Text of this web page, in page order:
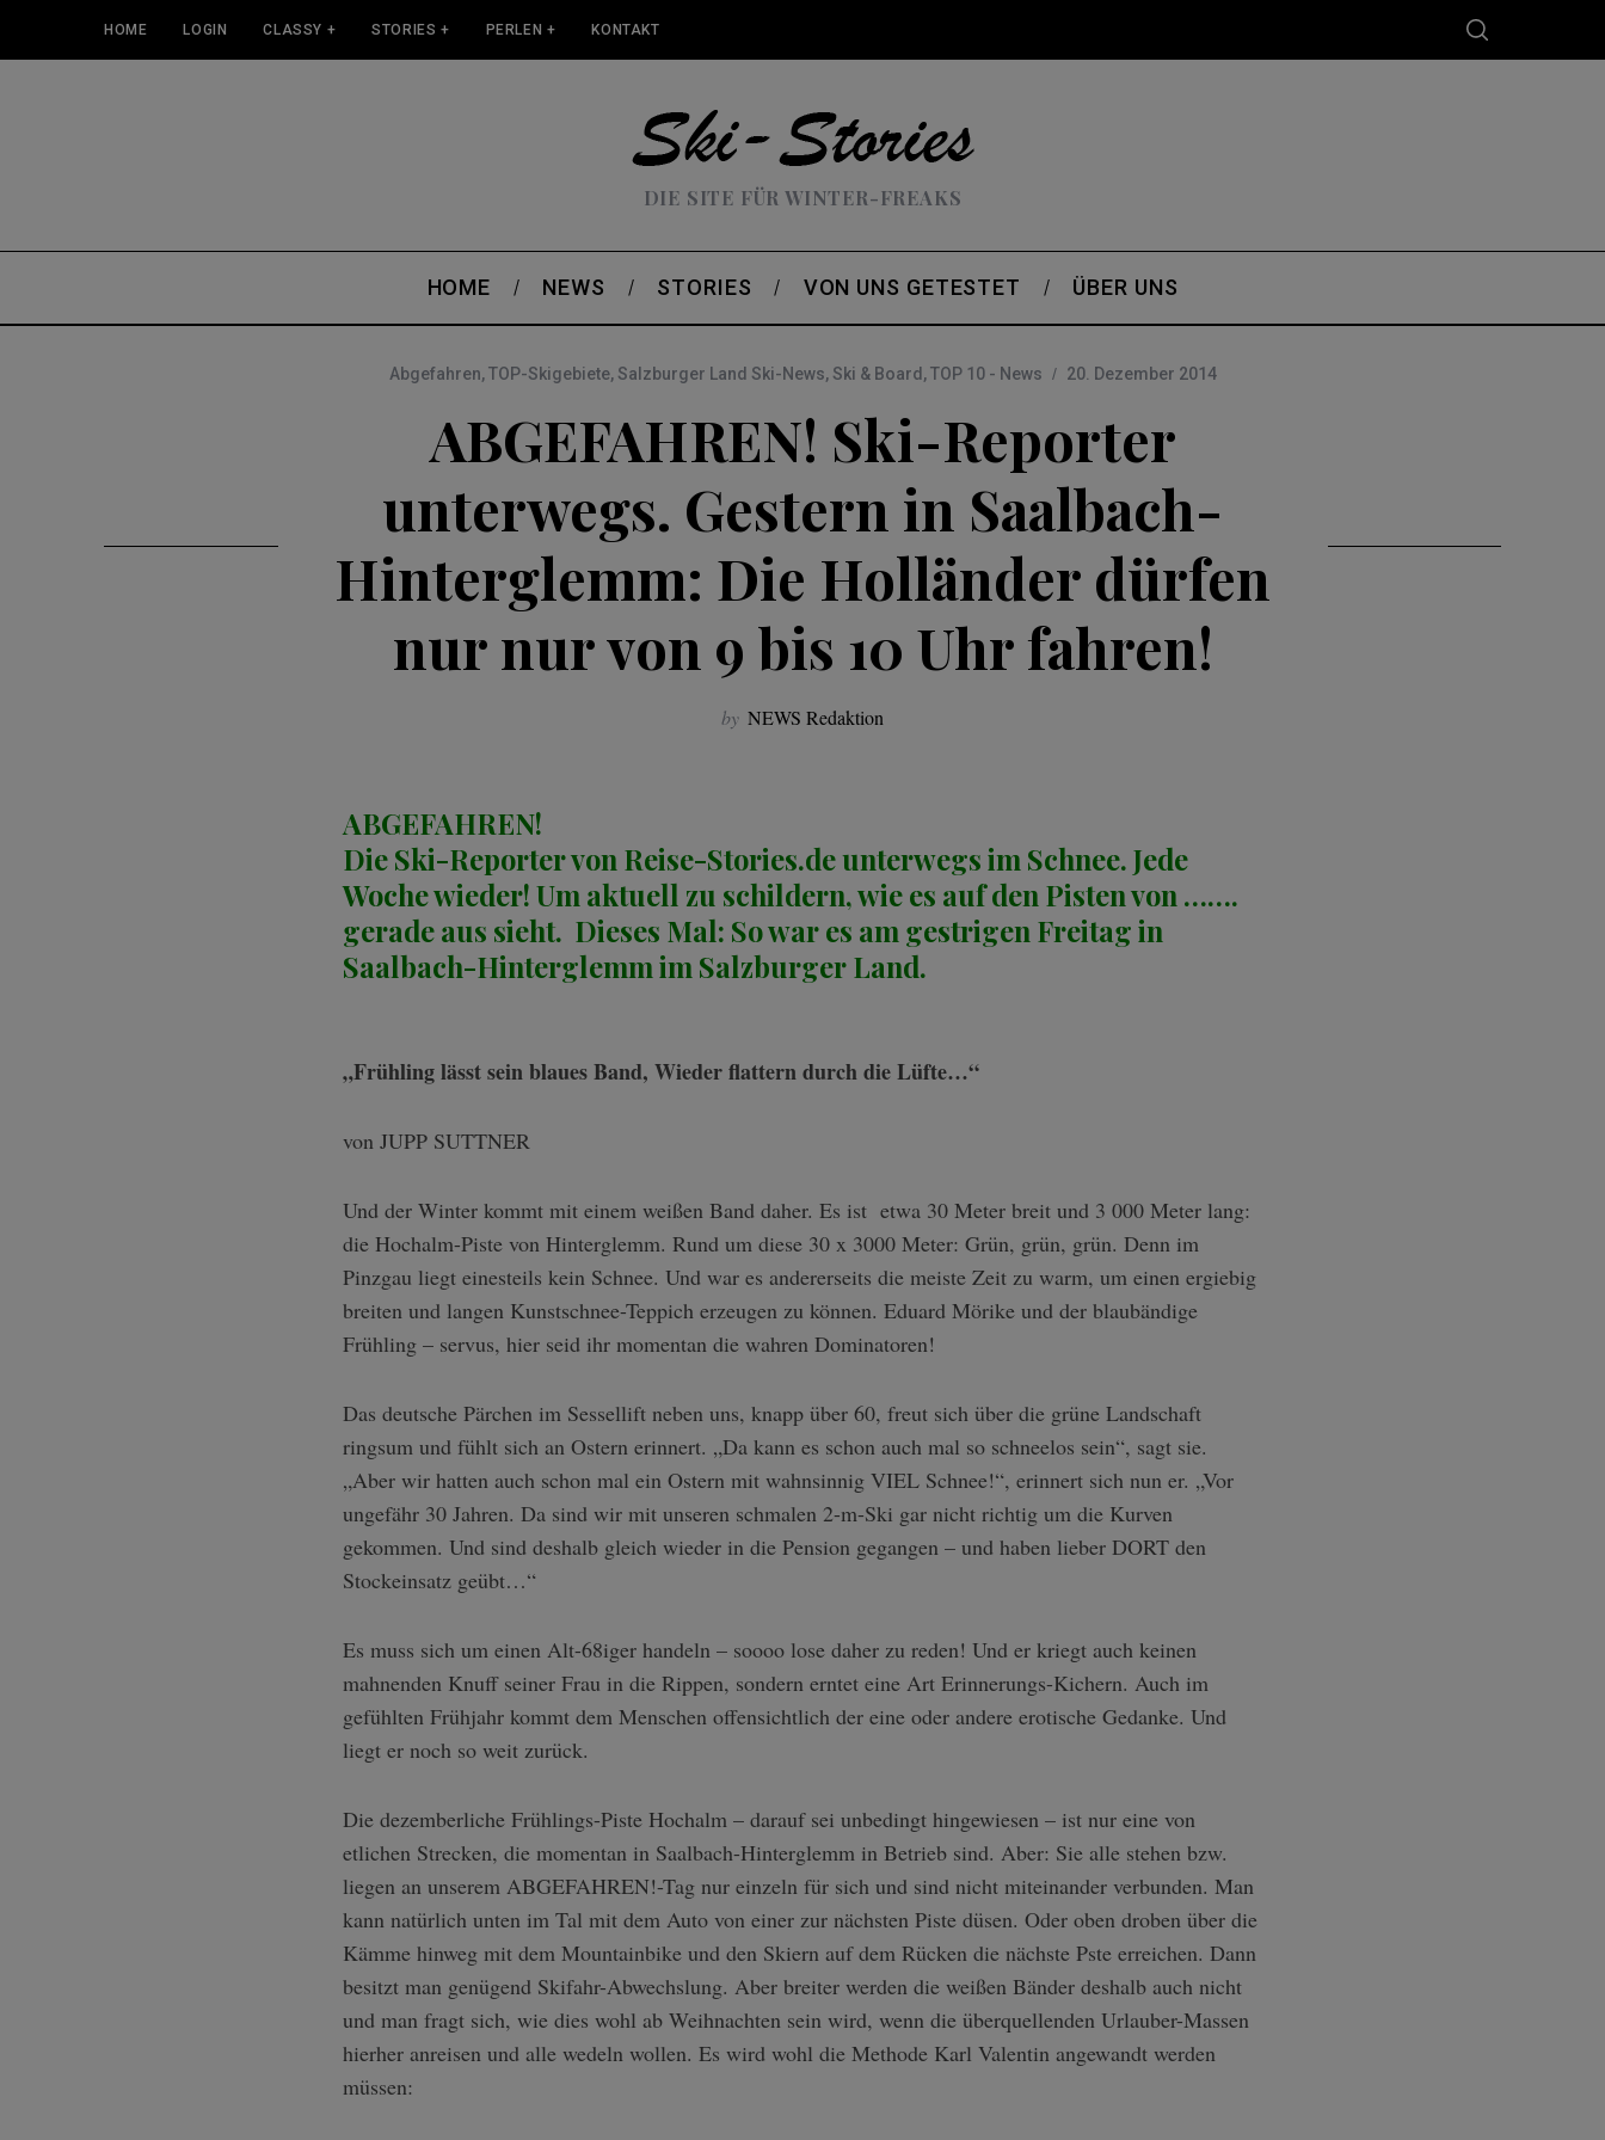
HOME LOGIN CLASSY + STORIES + PERLEN + KONTAKT
DIE SITE FÜR WINTER-FREAKS
HOME NEWS STORIES VON UNS GETESTET ÜBER UNS
Abgefahren,TOP-Skigebiete, Salzburger Land Ski-News, Ski & Board ,TOP 10 - News 20. Dezember 2014
ABGEFAHREN! Ski-Reporter
unterwegs. Gestern in Saalbach-
Hinterglemm: Die Holländer dürfen
nur nur von 9 bis 10 Uhr fahren!
by NEWS Redaktion
ABGEFAHREN!
Die Ski-Reporter von Reise-Stories.de unterwegs im Schnee. Jede
Woche wieder! Um aktuell zu schildern, wie es auf den Pisten von …….
gerade aus sieht. Dieses Mal: So war es am gestrigen Freitag in
Saalbach-Hinterglemm im Salzburger Land.
„Frühling lässt sein blaues Band, Wieder flattern durch die Lüfte…“
von JUPP SUTTNER
Und der Winter kommt mit einem weißen Band daher. Es ist etwa 30 Meter breit und 3 000 Meter lang:
die Hochalm-Piste von Hinterglemm. Rund um diese 30 x 3000 Meter: Grün, grün, grün. Denn im
Pinzgau liegt einesteils kein Schnee. Und war es andererseits die meiste Zeit zu warm, um einen ergiebig
breiten und langen Kunstschnee-Teppich erzeugen zu können. Eduard Mörike und der blaubändige
Frühling – servus, hier seid ihr momentan die wahren Dominatoren!
Das deutsche Pärchen im Sessellift neben uns, knapp über 60, freut sich über die grüne Landschaft
ringsum und fühlt sich an Ostern erinnert. „Da kann es schon auch mal so schneelos sein“, sagt sie.
„Aber wir hatten auch schon mal ein Ostern mit wahnsinnig VIEL Schnee!“, erinnert sich nun er. „Vor
ungefähr 30 Jahren. Da sind wir mit unseren schmalen 2-m-Ski gar nicht richtig um die Kurven
gekommen. Und sind deshalb gleich wieder in die Pension gegangen – und haben lieber DORT den
Stockeinsatz geübt…“
Es muss sich um einen Alt-68iger handeln – soooo lose daher zu reden! Und er kriegt auch keinen
mahnenden Knuff seiner Frau in die Rippen, sondern erntet eine Art Erinnerungs-Kichern. Auch im
gefühlten Frühjahr kommt dem Menschen offensichtlich der eine oder andere erotische Gedanke. Und
liegt er noch so weit zurück.
Die dezemberliche Frühlings-Piste Hochalm – darauf sei unbedingt hingewiesen – ist nur eine von
etlichen Strecken, die momentan in Saalbach-Hinterglemm in Betrieb sind. Aber: Sie alle stehen bzw.
liegen an unserem ABGEFAHREN!-Tag nur einzeln für sich und sind nicht miteinander verbunden. Man
kann natürlich unten im Tal mit dem Auto von einer zur nächsten Piste düsen. Oder oben droben über die
Kämme hinweg mit dem Mountainbike und den Skiern auf dem Rücken die nächste Pste erreichen. Dann
besitzt man genügend Skifahr-Abwechslung. Aber breiter werden die weißen Bänder deshalb auch nicht
und man fragt sich, wie dies wohl ab Weihnachten sein wird, wenn die überquellenden Urlauber-Massen
hierher anreisen und alle wedeln wollen. Es wird wohl die Methode Karl Valentin angewandt werden
müssen: